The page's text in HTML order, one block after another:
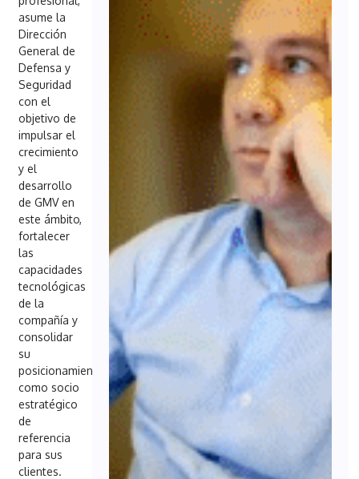
asume la
Dirección
General de
Defensa y
Seguridad
con el
objetivo de
impulsar el
crecimiento
y el
desarrollo
de GMV en
este ámbito,
fortalecer
las
capacidades
tecnológicas
de la
compañía y
consolidar
su
posicionamiento
como socio
estratégico
de
referencia
para sus
clientes.